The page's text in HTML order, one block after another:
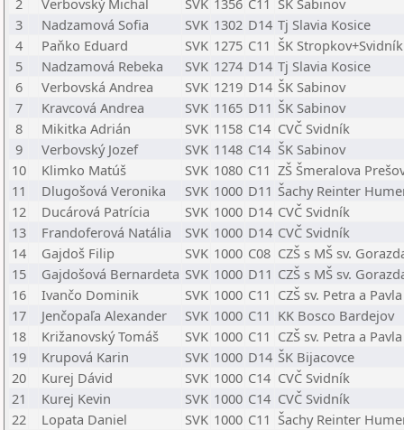
2
Verbovský Michal SVK 1356 C11 ŠK Sabinov
3
Nadzamová Sofia SVK 1302 D14 Tj Slavia Kosice
4
Paňko Eduard SVK 1275 C11 ŠK Stropkov+Svidník
5
Nadzamová Rebeka SVK 1274 D14 Tj Slavia Kosice
6
Verbovská Andrea SVK 1219 D14 ŠK Sabinov
7
Kravcová Andrea SVK 1165 D11 ŠK Sabinov
8
Mikitka Adrián SVK 1158 C14 CVČ Svidník
9
Verbovský Jozef SVK 1148 C14 ŠK Sabinov
10
Klimko Matúš SVK 1080 C11 ZŠ Šmeralova
11
Dlugošová Veronika SVK 1000 D11 Šachy Reinter
12
Ducárová Patrícia SVK 1000 D14 CVČ Svidník
13
Frandoferová Natália SVK 1000 D14 CVČ Svidník
14
Gajdoš Filip SVK 1000 C08 CZŠ s MŠ sv.
15
Gajdošová Bernardeta SVK 1000 D11 CZŠ s MŠ sv.
16
Ivančo Dominik SVK 1000 C11 CZŠ sv. Petra a
17
Jenčopaľa Alexander SVK 1000 C11 KK Bosco Bardejov
18
Križanovský Tomáš SVK 1000 C11 CZŠ sv. Petra a
19
Krupová Karin SVK 1000 D14 ŠK Bijacovce
20
Kurej Dávid SVK 1000 C14 CVČ Svidník
21
Kurej Kevin SVK 1000 C14 CVČ Svidník
22
Lopata Daniel SVK 1000 C11 Šachy Reinter